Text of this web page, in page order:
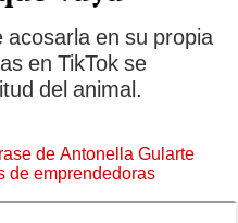
acosarla en su propia
en TikTok se
del animal.
de Antonella Gularte
de emprendedoras